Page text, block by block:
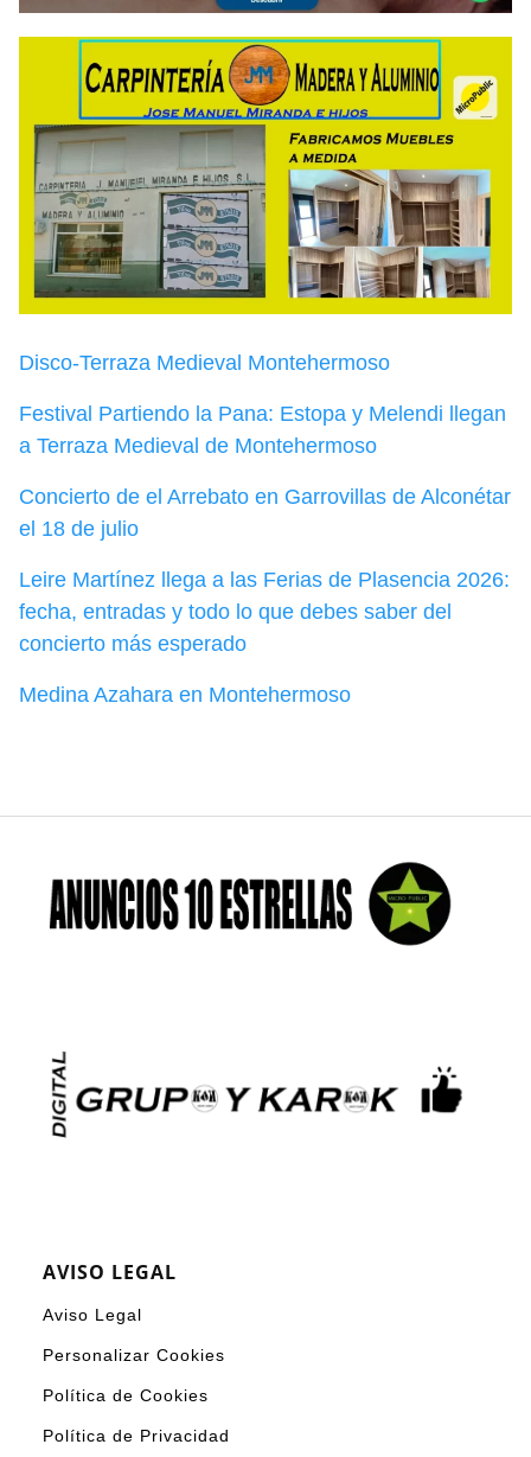
Disco-Terraza Medieval Montehermoso
Festival Partiendo la Pana: Estopa y Melendi llegan
a Terraza Medieval de Montehermoso
Concierto de el Arrebato en Garrovillas de Alconétar
el 18 de julio
Leire Martínez llega a las Ferias de Plasencia 2026:
fecha, entradas y todo lo que debes saber del
concierto más esperado
Medina Azahara en Montehermoso
AVISO LEGAL
Aviso Legal
Personalizar Cookies
Política de Cookies
Política de Privacidad